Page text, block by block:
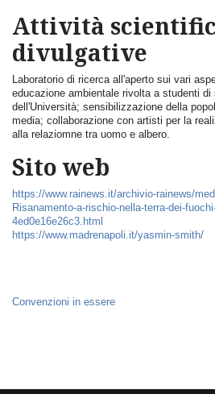
Attività
divulgative
Laboratorio di ricerca all'aperto sui vari
educazione ambientale rivolta a studenti
dell'Università; sensibilizzazione della
media; collaborazione con artisti per la
alla relaziomne tra uomo e albero.
Sito web
https://www.rainews.it/archivio-rainews/
Risanamento-a-rischio-nella-terra-dei-
4ed0e16e26c3.html
https://www.madrenapoli.it/yasmin-smith/
Convenzioni in essere